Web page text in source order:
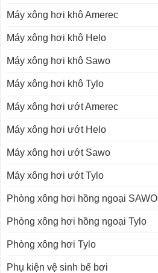
Máy xông hơi khô Amerec
Máy xông hơi khô Helo
Máy xông hơi khô Sawo
Máy xông hơi khô Tylo
Máy xông hơi ướt Amerec
Máy xông hơi ướt Helo
Máy xông hơi ướt Sawo
Máy xông hơi ướt Tylo
Phòng xông hơi hồng ngoại SAWO
Phòng xông hơi hồng ngoại Tylo
Phòng xông hơi Tylo
Phụ kiện vệ sinh bể bơi